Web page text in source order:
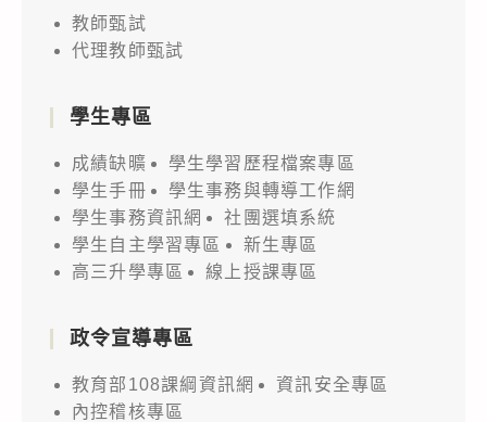
教師甄試
代理教師甄試
學生專區
成績缺曠
學生學習歷程檔案專區
學生手冊
學生事務與轉導工作網
學生事務資訊網
社團選填系統
學生自主學習專區
新生專區
高三升學專區
線上授課專區
政令宣導專區
教育部108課綱資訊網
資訊安全專區
內控稽核專區